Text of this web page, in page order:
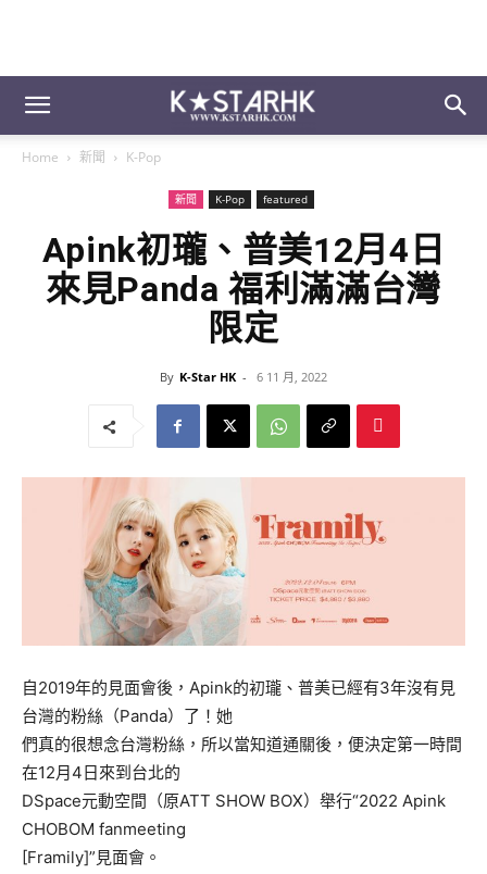
Home 新聞 K-Pop
新聞 K-Pop featured
Apink初瓏、普美12月4日
來見Panda 福利滿滿台灣
限定
By K-Star HK - 6 11 月, 2022
自2019年的見面會後，Apink的初瓏、普美已經有3年沒有見
台灣的粉絲（Panda）了！她
們真的很想念台灣粉絲，所以當知道通關後，便決定第一時間
在12月4日來到台北的
DSpace元動空間（原ATT SHOW BOX）舉行“2022 Apink
CHOBOM fanmeeting
[Framily]”見面會。